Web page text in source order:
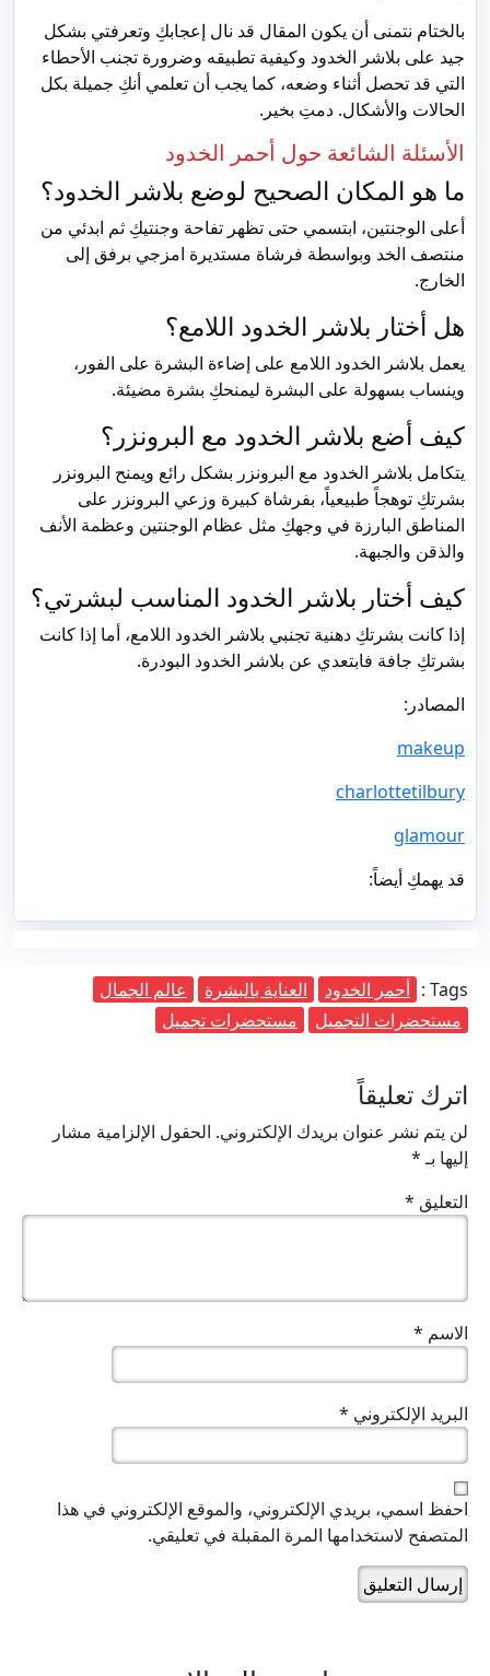
بالختام نتمنى أن يكون المقال قد نال إعجابكِ وتعرفتي بشكل
جيد على بلاشر الخدود وكيفية تطبيقه وضرورة تجنب الأحطاء
التي قد تحصل أثناء وضعه، كما يجب أن تعلمي أنكِ جميلة بكل
الحالات والأشكال. دمتِ بخير.
الأسئلة الشائعة حول أحمر الخدود
ما هو المكان الصحيح لوضع بلاشر الخدود؟
أعلى الوجنتين، ابتسمي حتى تظهر تفاحة وجنتيكِ ثم ابدئي من
منتصف الخد وبواسطة فرشاة مستديرة امزجي برفق إلى
الخارج.
هل أختار بلاشر الخدود اللامع؟
يعمل بلاشر الخدود اللامع على إضاءة البشرة على الفور،
وينساب بسهولة على البشرة ليمنحكِ بشرة مضيئة.
كيف أضع بلاشر الخدود مع البرونزر؟
يتكامل بلاشر الخدود مع البرونزر بشكل رائع ويمنح البرونزر
بشرتكِ توهجاً طبيعياً، بفرشاة كبيرة وزعي البرونزر على
المناطق البارزة في وجهكِ مثل عظام الوجنتين وعظمة الأنف
والذقن والجبهة.
كيف أختار بلاشر الخدود المناسب لبشرتي؟
إذا كانت بشرتكِ دهنية تجنبي بلاشر الخدود اللامع، أما إذا كانت
بشرتكِ جافة فابتعدي عن بلاشر الخدود البودرة.
المصادر:
makeup
charlottetilbury
glamour
قد يهمكِ أيضاً:
Tags : أحمر الخدود العناية بالبشرة
عالم الجمال
مستحضرات التجميل
مستحضرات تجميل
اترك تعليقاً
لن يتم نشر عنوان بريدك الإلكتروني. الحقول الإلزامية مشار
إليها بـ*
التعليق *
الاسم *
البريد الإلكتروني *
احفظ اسمي، بريدي الإلكتروني، والموقع الإلكتروني في هذا
المتصفح لاستخدامها المرة المقبلة في تعليقي.